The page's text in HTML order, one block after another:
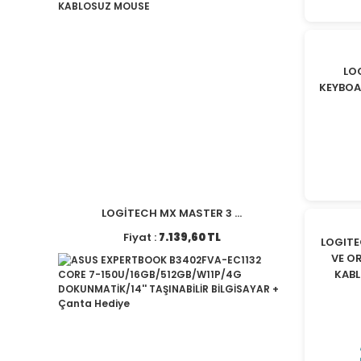
LOGİTECH MX MASTER 3 ...
Fiyat : 7.139,60 TL
VE